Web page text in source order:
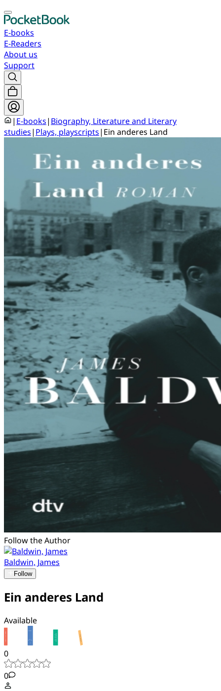
E-books
E-Readers
About us
Support
| E-books| Biography, Literature and Literary
studies| Plays, playscripts| Ein anderes Land
Follow the Author
Baldwin, James
Follow
Ein anderes Land
Available
0
0